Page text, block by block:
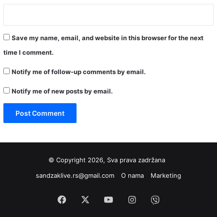
Save my name, email, and website in this browser for the next
time I comment.
Notify me of follow-up comments by email.
Notify me of new posts by email.
© Copyright 2026, Sva prava zadržana
sandzaklive.rs@gmail.com
O nama Marketing
Facebook YouTubeInstagram
Viber